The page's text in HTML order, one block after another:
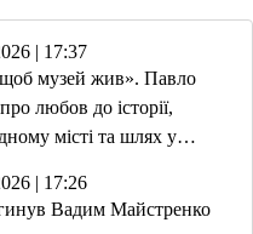
| 17:37
щоб музей жив». Павло
любов до історії,
місті та шлях у
| 17:26
Вадим Майстренко